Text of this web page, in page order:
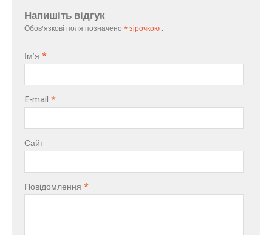
Напишіть відгук
Обов'язкові поля позначено * зірочкою .
Ім’я *
E-mail *
Сайт
Повідомлення *